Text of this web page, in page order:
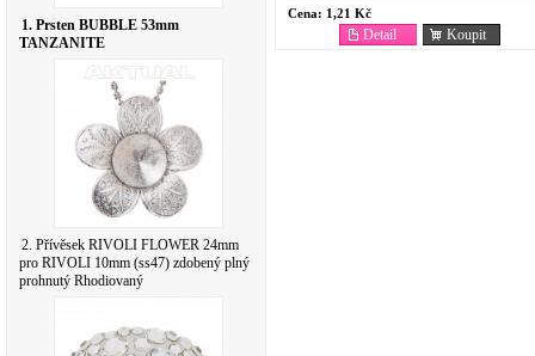
1. Prsten BUBBLE 53mm
TANZANITE
2. Přívěsek RIVOLI FLOWER 24mm
pro RIVOLI 10mm (ss47) zdobený plný
prohnutý Rhodiovaný
Cena: 1,21 Kč
Koupit
Detail